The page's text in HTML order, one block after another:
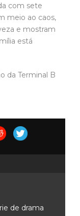
com sete
meio ao caos,
e mostram
está
da Terminal B
de drama